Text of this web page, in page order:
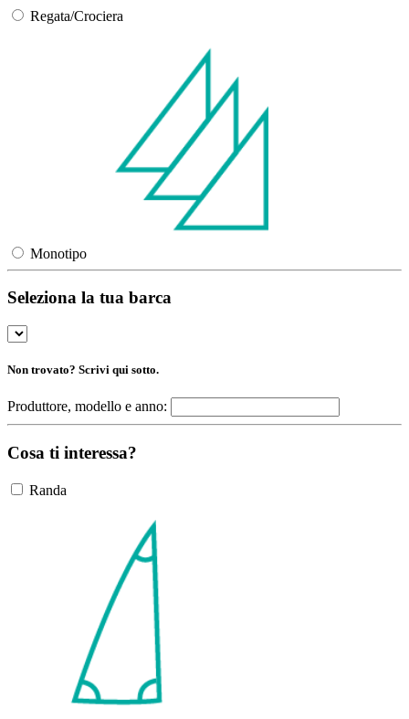
Regata/Crociera
Monotipo
Seleziona la tua barca
Non trovato? Scrivi qui sotto.
Produttore, modello e anno:
Cosa ti interessa?
Randa